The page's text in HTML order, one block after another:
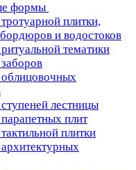
формы
плитки,
и водостоков
тематики
лестницы
плит
плитки